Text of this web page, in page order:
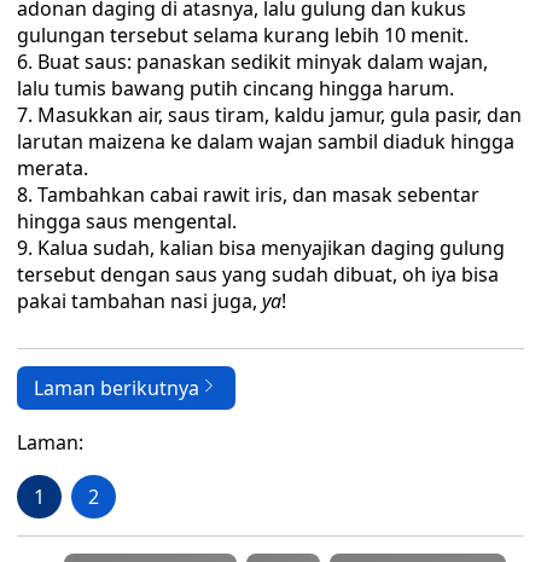
adonan daging di atasnya, lalu gulung dan kukus
gulungan tersebut selama kurang lebih 10 menit.
Buat saus: panaskan sedikit minyak dalam wajan,
lalu tumis bawang putih cincang hingga harum.
Masukkan air, saus tiram, kaldu jamur, gula pasir, dan
larutan maizena ke dalam wajan sambil diaduk hingga
merata.
Tambahkan cabai rawit iris, dan masak sebentar
hingga saus mengental.
Kalua sudah, kalian bisa menyajikan daging gulung
tersebut dengan saus yang sudah dibuat, oh iya bisa
pakai tambahan nasi juga, ya!
Laman berikutnya
Laman:
1 2